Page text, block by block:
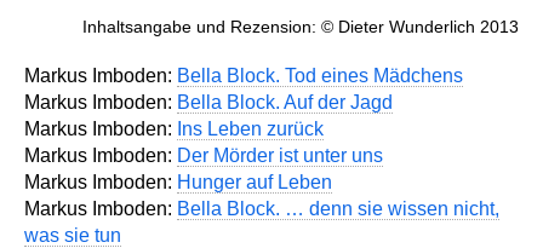
Inhaltsangabe und Rezension: © Dieter Wunderlich 2013
Markus Imboden: Bella Block. Tod eines Mädchens
Markus Imboden: Bella Block. Auf der Jagd
Markus Imboden: Ins Leben zurück
Markus Imboden: Der Mörder ist unter uns
Markus Imboden: Hunger auf Leben
Markus Imboden: Bella Block. … denn sie wissen nicht,
was sie tun